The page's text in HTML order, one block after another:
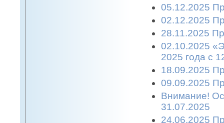
05.12.2025
02.12.2025
28.11.2025
02.10.2025
2025 года с
18.09.2025
09.09.2025
Внимание!
31.07.2025
24.06.2025